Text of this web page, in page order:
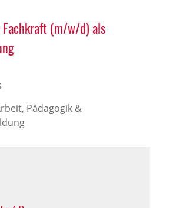
Fachkraft (m/w/d) als
Pädagogik &